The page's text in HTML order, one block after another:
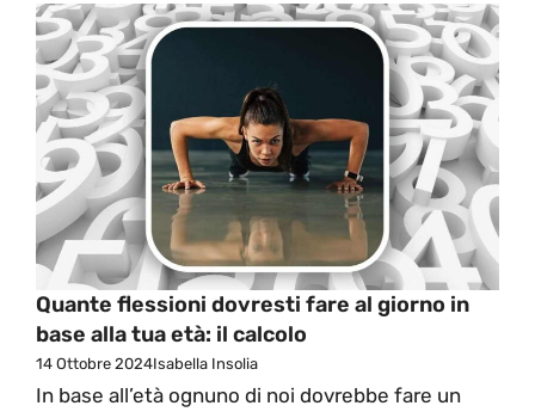
Quante flessioni dovresti fare al giorno in
base alla tua età: il calcolo
14 Ottobre 2024Isabella Insolia
In base all’età ognuno di noi dovrebbe fare un